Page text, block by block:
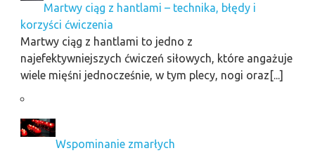
Martwy ciąg z hantlami – technika, błędy i
korzyści ćwiczenia
Martwy ciąg z hantlami to jedno z
najefektywniejszych ćwiczeń siłowych, które angażuje
wiele mięśni jednocześnie, w tym plecy, nogi oraz[...]
Wspominanie zmarłych